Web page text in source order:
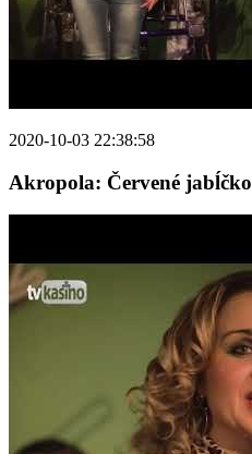
2020-10-03 22:38:58
Akropola: Červené jabĺčko